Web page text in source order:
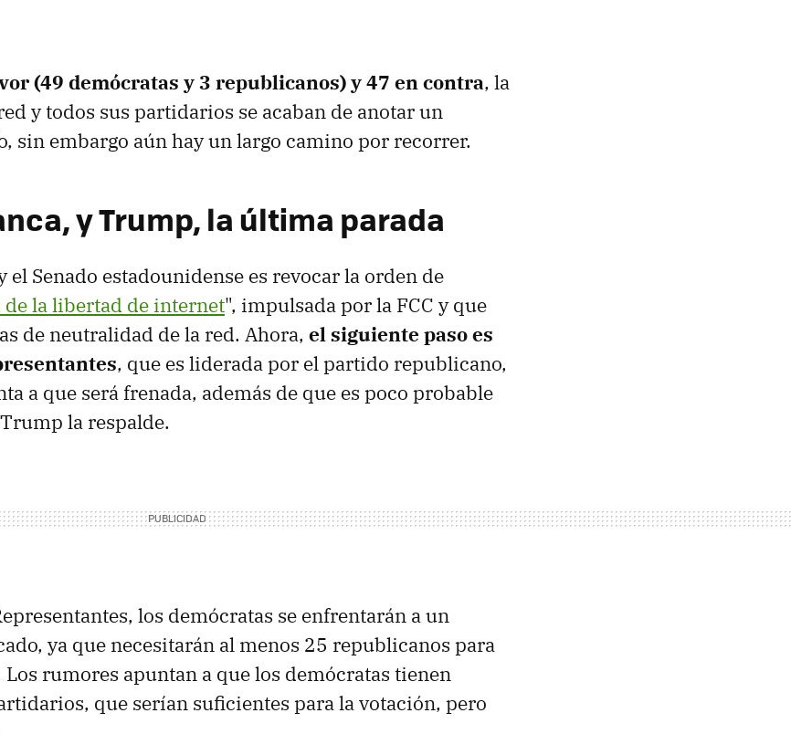
(49 demócratas y 3 republicanos) y 47 en contra, la
y todos sus partidarios se acaban de anotar un
sin embargo aún hay un largo camino por recorrer.
y Trump, la última parada
el Senado estadounidense es revocar la orden de
la libertad de internet", impulsada por la FCC y que
de neutralidad de la red. Ahora, el siguiente paso es
, que es liderada por el partido republicano,
a que será frenada, además de que es poco probable
la respalde.
los demócratas se enfrentarán a un
ya que necesitarán al menos 25 republicanos para
rumores apuntan a que los demócratas tienen
que serían suficientes para la votación, pero